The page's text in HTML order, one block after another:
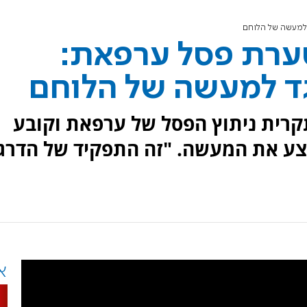
למעשה של הלוחם
פסל ערפאת:
למעשה של הלוחם
ניתוץ הפסל של ערפאת וקובע
את המעשה. "זה התפקיד של